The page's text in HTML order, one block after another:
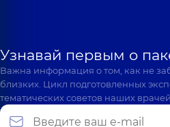
Узнавай первым о
Важна информация о том, как не
близких. Цикл подготовленных
тематических советов наших